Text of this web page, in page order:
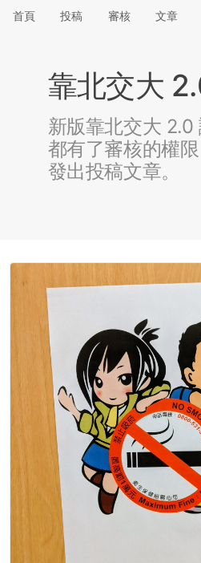
首頁 投稿 審核 文章
靠北交大
新版靠北交大 2.0
都有了審核的權
發出投稿文章。